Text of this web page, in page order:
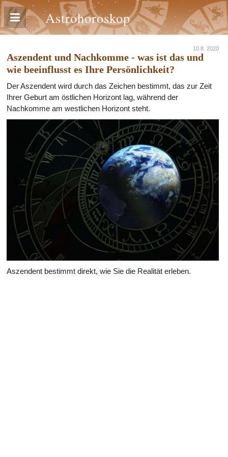
Astrohoroskop
10.8. 2020
Aszendent und Nachkomme - was ist das und
wie beeinflusst es Ihre Persönlichkeit?
Der Aszendent wird durch das Zeichen bestimmt, das zur Zeit
Ihrer Geburt am östlichen Horizont lag, während der
Nachkomme am westlichen Horizont steht.
Aszendent bestimmt direkt, wie Sie die Realität erleben.